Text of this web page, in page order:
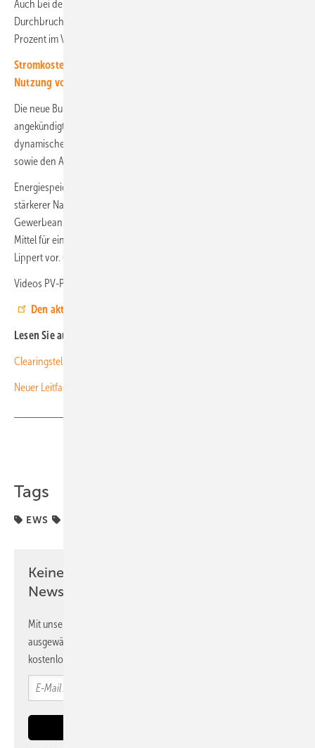
Auch bei den Speichern bleibt der prognostizierte und lang ersehnte
Durchbruch bisher leider aus. Die Analyse zeigt ein Minus von über 40
Prozent im Vergleich zum Vormonat und zum April 2024.
Stromkosten im Gewerbe senken: Ratgeber für die solare
Nutzung von Flachdächern
Die neue Bundeswirtschaftsministerin Katharina Reiche hat
angekündigt, das Stromsystem flexibilisieren zu wollen. Sie möchte
dynamische Stromtarife stärken, bidirektionales Laden unterstützen
sowie den Ausbau systemdienlicher Speicher vorantreiben.
Energiespeichern käme damit eine wichtige Rolle zu, was sicherlich zu
stärkerer Nachfrage führen dürfte. „Sonderabschreibungen für solare
Gewerbeanlagen, die das Netz entlasten, wären ein wirkungsvolles
Mittel für eine schnelle und kosteneffektive Energiewende", schlägt Kai
Lippert vor. (HS)
Videos PV-Profi der Woche:
Den aktuellen Marktreport von EWS lesen Sie hier.
Lesen Sie auch:
Clearingstelle: Solarzäune erhalten EEG-Vergütung
Neuer Leitfaden zur Einrüstung bei Dachinstallationen
Tags
EWS
Keine Zeit? Kein Problem mit dem PV
Newsletter!
Mit unserem Newsletter erhalten Sie regelmäßig von uns
ausgewählte Informationen und Neuigkeiten, gebündelt und
kostenlos direkt ins Postfach.